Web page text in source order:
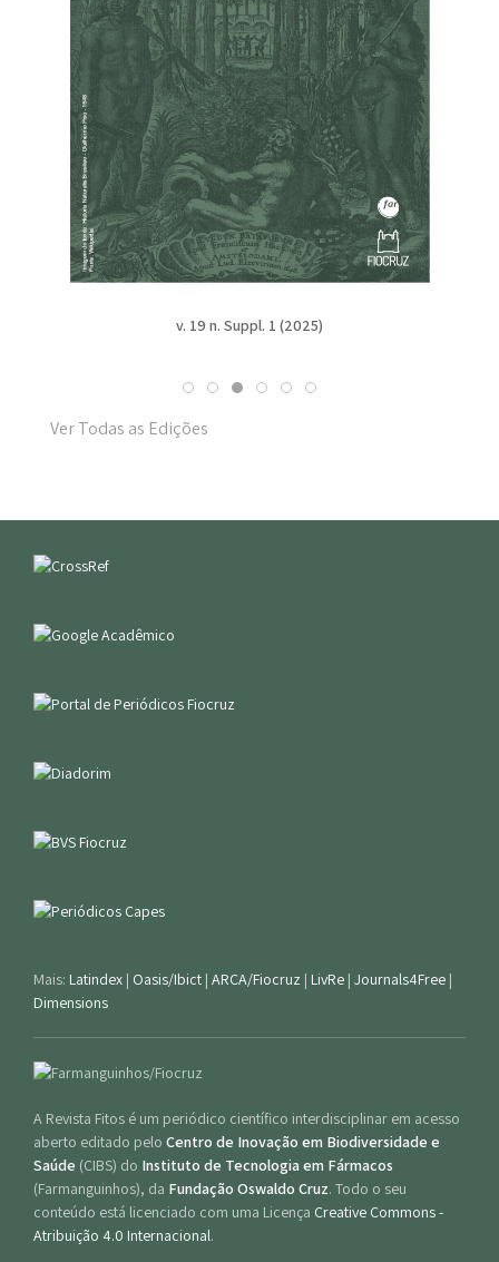
v. 19 n. Suppl. 1 (2025)
Ver Todas as Edições
Mais: Latindex | Oasis/Ibict | ARCA/Fiocruz | LivRe | Journals4Free |
Dimensions
A Revista Fitos é um periódico científico interdisciplinar em acesso
aberto editado pelo Centro de Inovação em Biodiversidade e
Saúde (CIBS) do Instituto de Tecnologia em Fármacos
(Farmanguinhos), da Fundação Oswaldo Cruz. Todo o seu
conteúdo está licenciado com uma Licença Creative Commons -
Atribuição 4.0 Internacional.